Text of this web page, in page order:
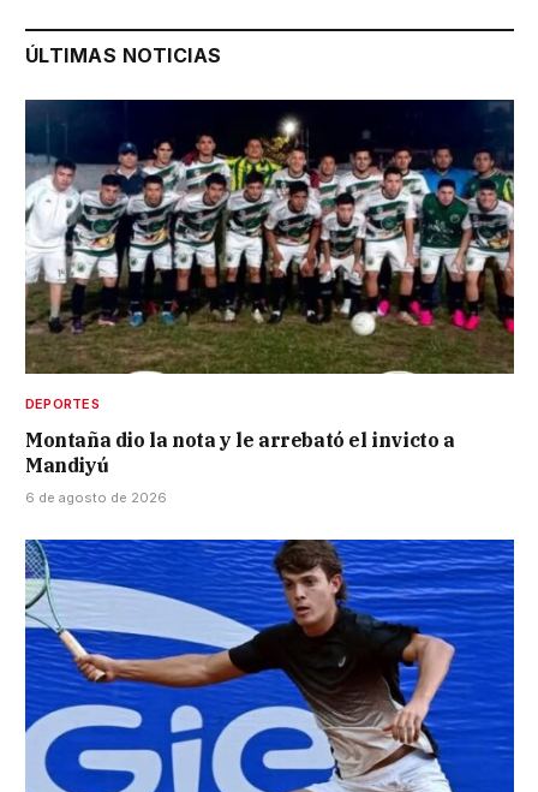
ÚLTIMAS NOTICIAS
DEPORTES
Montaña dio la nota y le arrebató el invicto a
Mandiyú
6 de agosto de 2026